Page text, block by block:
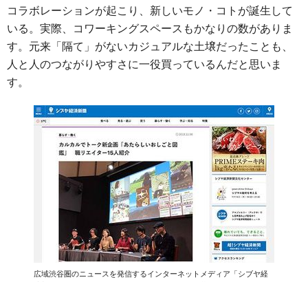
コラボレーションが起こり、新しいモノ・コトが誕生して
いる。実際、コワーキングスペースもかなりの数がありま
す。元来「隔て」がないカジュアルな土壌だったことも、
人と人のつながりやすさに一役買っているんだと思いま
す。
広域渋谷圏のニュースを発信するインターネットメディア「シブヤ経